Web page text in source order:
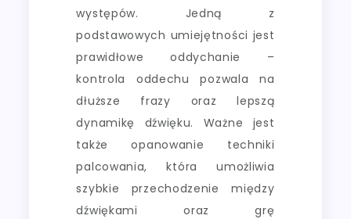
występów. Jedną z
podstawowych umiejętności jest
prawidłowe oddychanie –
kontrola oddechu pozwala na
dłuższe frazy oraz lepszą
dynamikę dźwięku. Ważne jest
także opanowanie techniki
palcowania, która umożliwia
szybkie przechodzenie między
dźwiękami oraz grę